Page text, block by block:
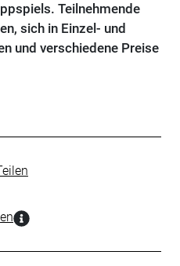
Teilnehmende
sich in Einzel- und
und verschiedene Preise